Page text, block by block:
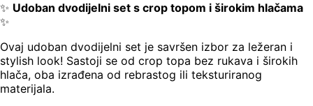
✨ Udoban dvodijelni set s crop topom i širokim hlačama
✨
Ovaj udoban dvodijelni set je savršen izbor za ležeran i
stylish look! Sastoji se od crop topa bez rukava i širokih
hlača, oba izrađena od rebrastog ili teksturiranog
materijala.